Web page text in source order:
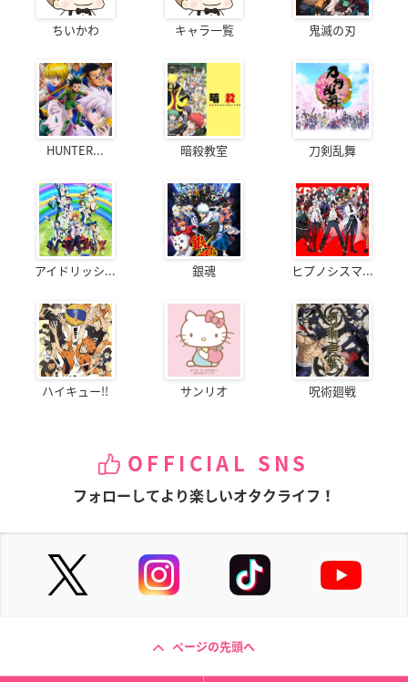
ちいかわ キャラ一覧 鬼滅の刃
HUNTER... 暗殺教室 刀剣乱舞
アイドリッシ... 銀魂 ヒプノシスマ...
ハイキュー!! サンリオ 呪術廻戦
OFFICIAL SNS
フォローしてより楽しいオタクライフ！
ページの先頭へ